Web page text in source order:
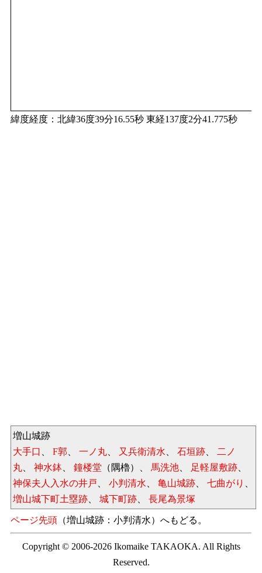
緯度経度：北緯36度39分16.55秒 東経137度2分41.775秒
増山城跡
大手口
F郭 一ノ丸 又兵衛清水 石垣跡
二ノ
丸
神水鉢 鐘楼堂 （隅櫓）、 馬洗池 足軽屋敷跡
神保夫人入水の井戸
小判清水 亀山城跡 七曲がり
増山城下町土塁跡
城下町跡 長尾為景塚
ページ先頭 （増山城跡：小判清水）へもどる。
Copyright © 2006-2026 Ikomaike TAKAOKA. All Rights
Reserved.